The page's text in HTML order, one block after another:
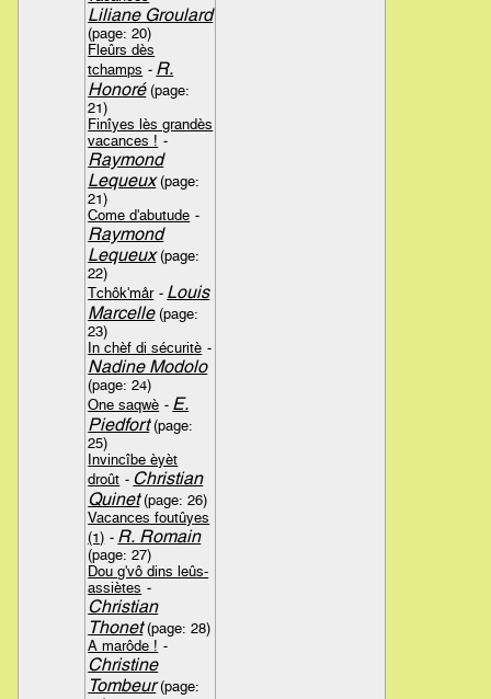
Liliane Groulard
(page: 20)
Fleûrs dès
tchamps - R.
Honoré(page:
21)
Finîyes lès grandès
vacances ! -
Raymond
Lequeux(page:
21)
Come d'abutude -
Raymond
Lequeux(page:
22)
Tchôk'mår - Louis
Marcelle(page:
23)
In chèf di sécuritè -
Nadine Modolo
(page: 24)
One saqwè - E.
Piedfort(page:
25)
Invincîbe èyèt
droût - Christian
Quinet(page: 26)
Vacances foutûyes
(1) - R. Romain
(page: 27)
Dou g'vô dins leûs-
assiètes -
Christian
Thonet(page: 28)
A marôde ! -
Christine
Tombeur(page: